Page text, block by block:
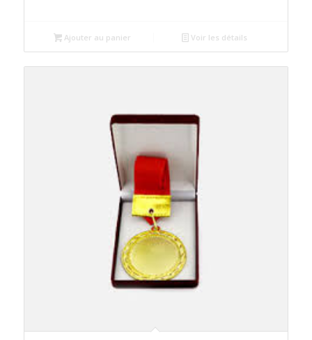
était :
د.م.70.00.
د.م.65.00.
Ajouter au panier Voir les détails